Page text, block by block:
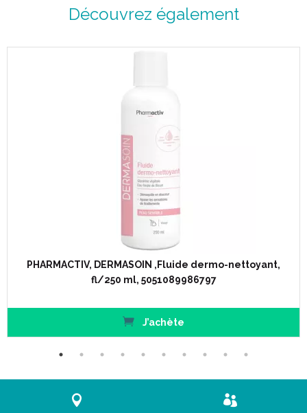
Découvrez également
PHARMACTIV, DERMASOIN ,Fluide dermo-nettoyant,
fl/250 ml, 5051089986797
J’achète